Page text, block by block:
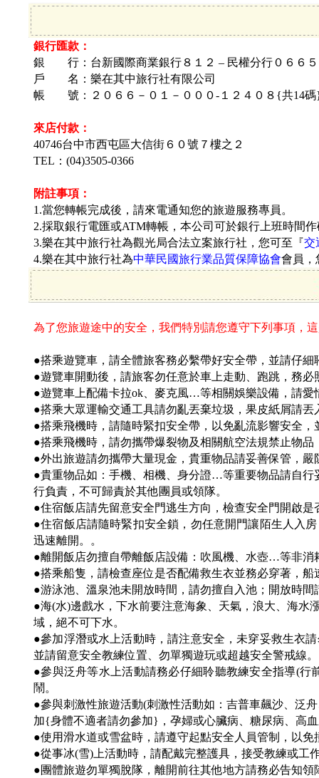
銀行匯款：
銀 行：台新國際商業銀行８１２ – 民權分行０６６５
戶 名： 樂在其中旅行社有限公司
帳 號：
２０６６－０１－０００-１２４０８{共14
來店付款：
40746台中市西屯區大信街 ６０號７樓之２
TEL：(04)3505-0366
附註事項：
1.當您轉帳完成後，請來電通知您的旅遊服務專員。
2.採取銀行電匯或ATM轉帳，本公司可於銀行上班時間
3.樂在其中旅行社為觀光局合法立案旅行社，您可至『交
4.樂在其中旅行社為中華民國旅行業品質保障協會會員，
為了您旅遊途中的安全，我們特別請您遵守下列事項，
●搭乘遊覽車，請全體旅客務必繫帶好安全帶，並請仔
●遊覽車開動後，請旅客勿任意於車上走動、跑跳，務必
●遊覽車上配備卡拉ok、麥克風…等相關娛樂設備，請愛
●搭乘大眾運輸交通工具請勿亂丟棄垃圾，果皮紙屑請
●搭乘飛機時，請隨時緊扣安全帶，以免亂流影響安全
●搭乘飛機時，請勿攜帶爆裂物及相關航空法規禁止物
●外出旅遊請勿攜帶大量現金，貴重物品請妥善保管，嚴
●貴重物品如：手機、相機、身分證…等重要物品請自
行負責，不可歸責於其他團員或領隊。
●住宿飯店請先留意安全門逃生方向，檢查安全門開啟
●住宿飯店請隨時緊扣安全鎖，勿任意開門讓陌生人入
迅速離開。。
●離開飯店勿擅自帶離飯店設備：吹風機、水壺…等非消
●搭乘船隻，請檢查座位是否配備救生衣並務必穿著，
●游泳池、溫泉池未開放時間，請勿擅自入池；開放時
●海(水)邊戲水，下水前要注意海象、天氣，浪大、海水
域，絕不可下水。
●參加浮潛或水上活動時，請注意安全，未穿妥救生衣
並請留意安全教練位置、勿單獨遊玩或超越安全警戒線。
●參與泛舟等水上活動請務必仔細聆聽教練安全指導(
鬧。
●參與刺激性旅遊活動(刺激性活動如：吉普車飆沙、泛
加{身體不適者請勿參加}，孕婦或心臟病、糖尿病、高
●使用滑水道或雪盆時，請遵守起點安全人員管制，以
●從事冰(雪)上活動時，請配戴完整護具，接受教練或工
●團體旅遊勿單獨脫隊，離開前往其他地方請務必告知領